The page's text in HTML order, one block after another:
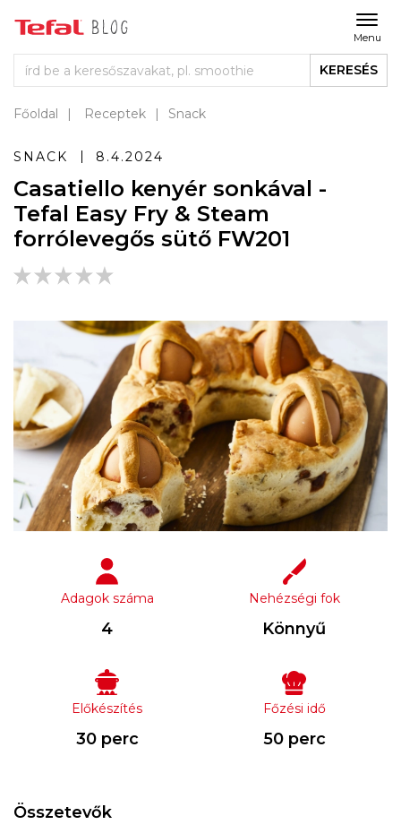
Menu
KERESÉS
Főoldal Receptek Snack
SNACK 8.4.2024
Casatiello kenyér sonkával -
Tefal Easy Fry & Steam
forrólevegős sütő FW201
Adagok száma
4
Nehézségi fok
Könnyű
Előkészítés
30 perc
Főzési idő
50 perc
Összetevők